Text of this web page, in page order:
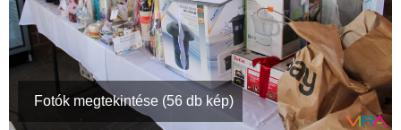
Fotók megtekintése (56 db kép)